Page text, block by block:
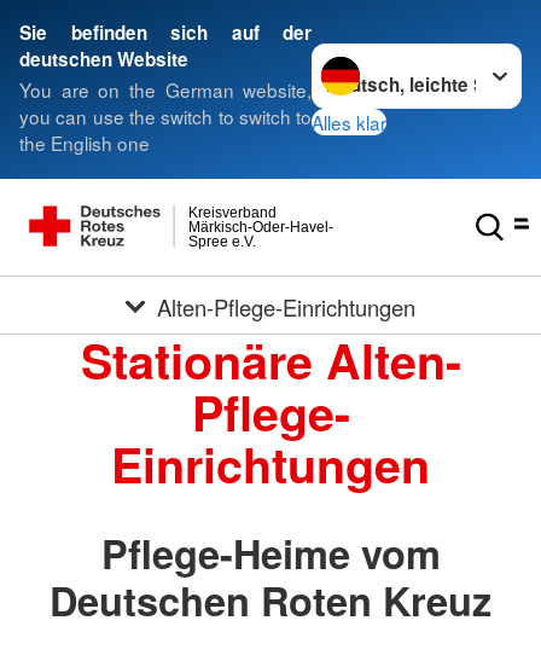
Sie befinden sich auf der
deutschen Website
You are on the German website,
you can use the switch to switch to
the English one
Sprache wechseln zu
Alles klar
Spree e.V.
Märkisch-Oder-Havel-
Kreisverband
Alten-Pflege-Einrichtungen
Stationäre Alten-
Pflege-
Einrichtungen
Pflege-Heime vom
Deutschen Roten Kreuz